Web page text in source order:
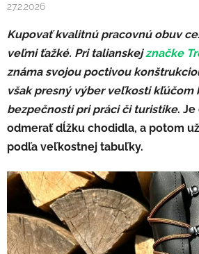
27.2.2026
Kupovať kvalitnú pracovnú obuv
veľmi ťažké. Pri talianskejznačke
známa svojou poctivou
však presný výber veľkosti kľúčom
bezpečnosti pri práci či turistike.
odmerať dĺžku chodidla, a potom
podľa veľkostnej tabuľky.